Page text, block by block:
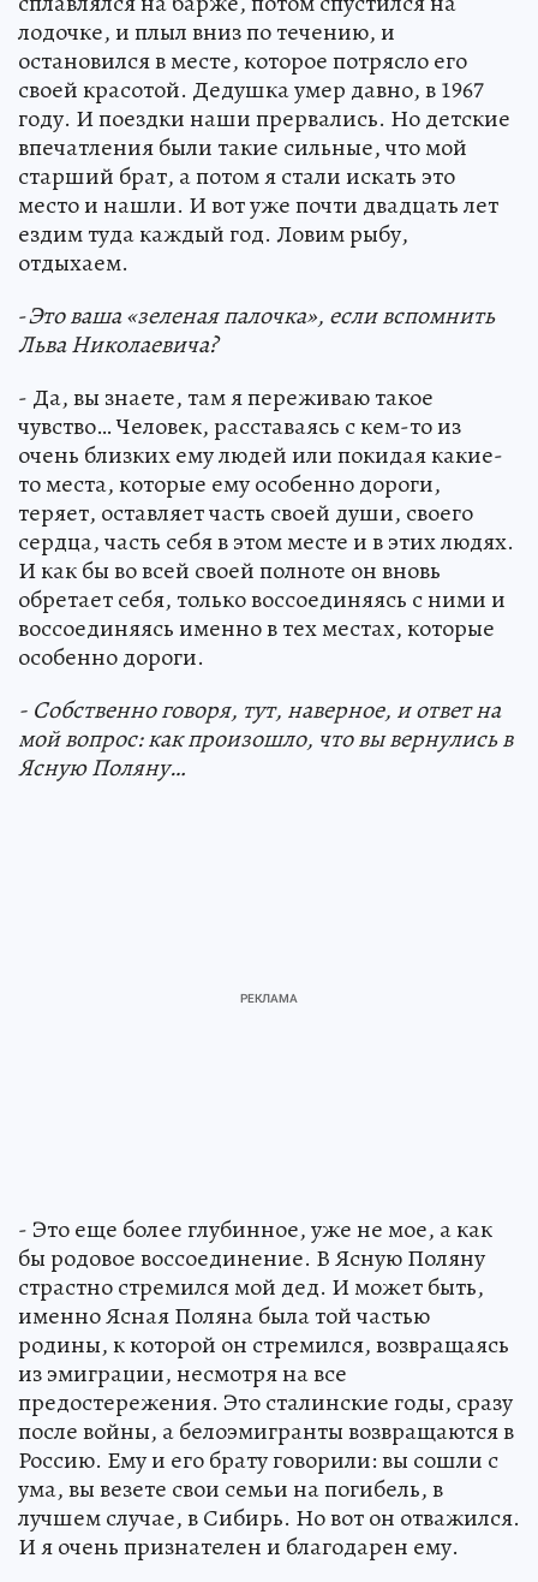
лодочке, и плыл вниз по течению, и
остановился в месте, которое потрясло его
своей красотой. Дедушка умер давно, в 1967
году. И поездки наши прервались. Но детские
впечатления были такие сильные, что мой
старший брат, а потом я стали искать это
место и нашли. И вот уже почти двадцать лет
ездим туда каждый год. Ловим рыбу,
отдыхаем.
-Это ваша «зеленая палочка», если вспомнить
Льва Николаевича?
- Да, вы знаете, там я переживаю такое
чувство… Человек, расставаясь с кем-то из
очень близких ему людей или покидая какие-
то места, которые ему особенно дороги,
теряет, оставляет часть своей души, своего
сердца, часть себя в этом месте и в этих людях.
И как бы во всей своей полноте он вновь
обретает себя, только воссоединяясь с ними и
воссоединяясь именно в тех местах, которые
особенно дороги.
- Собственно говоря, тут, наверное, и ответ на
мой вопрос: как произошло, что вы вернулись в
Ясную Поляну…
- Это еще более глубинное, уже не мое, а как
бы родовое воссоединение. В Ясную Поляну
страстно стремился мой дед. И может быть,
именно Ясная Поляна была той частью
родины, к которой он стремился, возвращаясь
из эмиграции, несмотря на все
предостережения. Это сталинские годы, сразу
после войны, а белоэмигранты возвращаются в
Россию. Ему и его брату говорили: вы сошли с
ума, вы везете свои семьи на погибель, в
лучшем случае, в Сибирь. Но вот он отважился.
И я очень признателен и благодарен ему.